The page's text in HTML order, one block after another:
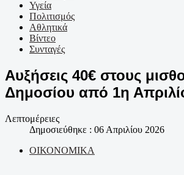
Υγεία
Πολιτισμός
Αθλητικά
Βίντεο
Συνταγές
Αυξήσεις 40€ στους
Δημοσίου από 1η
Λεπτομέρειες
Δημοσιεύθηκε : 06 Απριλίου 2026
ΟΙΚΟΝΟΜΙΚΑ